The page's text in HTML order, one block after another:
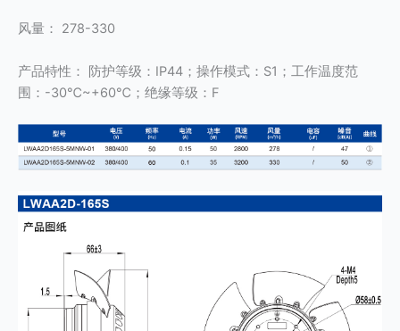
风量： 278-330
产品特性： 防护等级：IP44；操作模式：S1；工作温度范
围：-30℃~+60℃；绝缘等级：F